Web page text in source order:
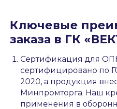
Ключевые
заказа в ГК
Сертификация для
сертифицировано по
2020, а продукция
Минпромторга. Наш
применения в